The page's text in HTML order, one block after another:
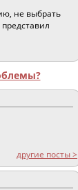
не выбрать
другие посты >